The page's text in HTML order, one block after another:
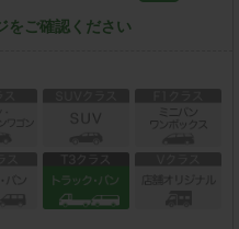
をご確認ください